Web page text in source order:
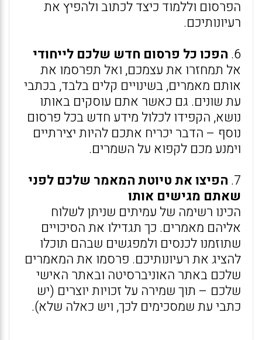
הפרסום וללמוד כיצד לכתוב ולהפיץ את
רעיונותיכם.
6. הפכו כל פרסום חדש שלכם לייחודי
אל תמחזרו את עצמכם, ואל תפרסמו את
אותם מאמרים, בשינויים קלים בלבד, בכתבי
עת שונים. גם כאשר אתם עוסקים באותו
נושא, הקפידו לכלול מידע חדש בכל פרסום
נוסף – הדבר יכריח אתכם להיות יצירתיים
וימנע מכם לקפוא על השמרים.
7. הפיצו את טיוטת המאמר שלכם לפני
שאתם מגישים אותו
הכינו רשימה של עמיתים שניתן לשלוח
אליהם מאמרים. כך תגדילו את הסיכויים
שתוזמנו לכנסים ולמפגשים שבהם תוכלו
להציג את רעיונותיכם. פרסמו את המאמרים
שלכם באתר האוניברסיטה ובאתר האישי
שלכם – תוך שמירה על זכויות יוצרים (יש
כתבי עת שמסכימים לכך, ויש כאלה שלא).